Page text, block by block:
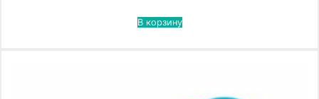
В корзину